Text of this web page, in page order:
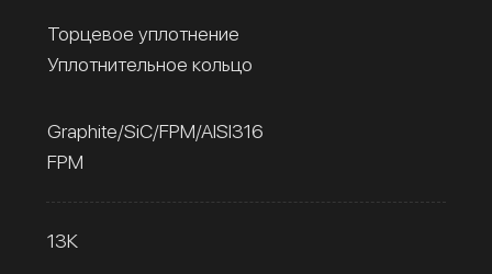
Торцевое уплотнение
Уплотнительное кольцо
Graphite/SiC/FPM/AISI316
FPM
13К